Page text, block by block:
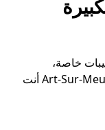
خاصة،
ستساعدك خيارات المشاوير هذه في Art-Sur-Meurthe أنت